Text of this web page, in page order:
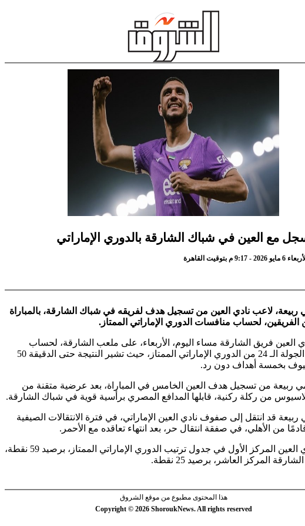
مع العين في شباك الشارقة بالدوري الإماراتي
م بتوقيت القاهرة
ربيعة، لاعب نادي العين من تسجيل هدف لفريقه في شباك الشارقة، بالمباراة
الفريقين، لحساب منافسات الدوري الإماراتي الممتاز.
العين فريق الشارقة مساء اليوم، الأربعاء، على ملعب الشارقة، لحساب
منافسات الجولة الـ 24 من الدوري الإماراتي الممتاز، حيث تشير النتيجة حتى الدقيقة 50
بخمسة أهداف دون رد.
ربيعة من تسجيل هدف العين الخامس في المباراة، بعد عرضية متقنة من
من ركلة ركنية، قابلها المدافع المصري برأسية قوية في شباك الشارقة.
قد انتقل إلى صفوف نادي العين الإماراتي، في فترة الانتقالات الصيفية
من الأهلي، في صفقة انتقال حر، بعد انتهاء تعاقده مع الأحمر.
ويحتل نادي العين المركز الأول في جدول ترتيب الدوري الإماراتي الممتاز، برصيد 59 نقطة،
المركز العاشر، برصيد 25 نقطة.
هذا المحتوى مطبوع من موقع الشروق
Copyright © 2026 ShoroukNews. All rights reserved